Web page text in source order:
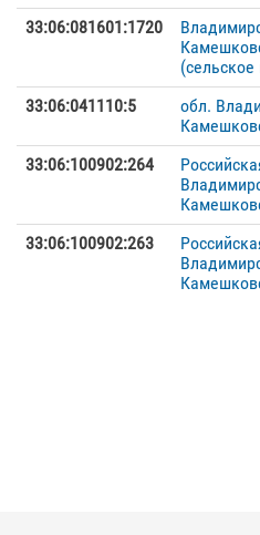
33:06:081601:1720
33:06:041110:5
обл.
33:06:100902:264
33:06:100902:263